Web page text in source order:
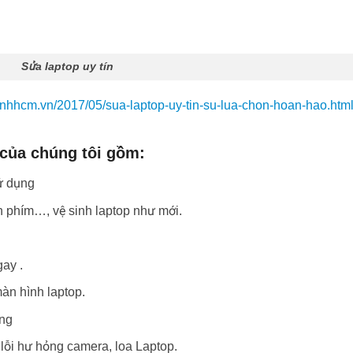
Sửa laptop uy tín
2017/05/sua-laptop-uy-tin-su-lua-chon-hoan-hao.html
chúng tôi gồm:
dụng
phím…, vệ sinh laptop như mới.
.
hình laptop.
hư hỏng camera, loa Laptop.